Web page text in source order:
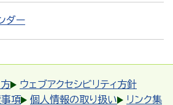
ダー
ウェブアクセシビリティ方針
事項
個人情報の取り扱い
リンク集